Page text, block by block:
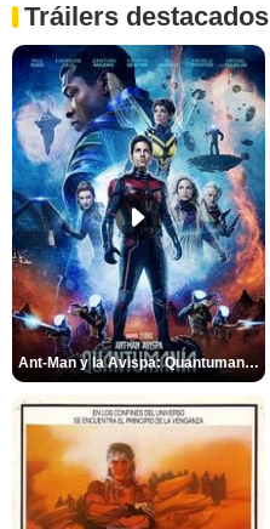
Tráilers destacados
Ant-Man y la Avispa: Quantumanía Tráiler (2)